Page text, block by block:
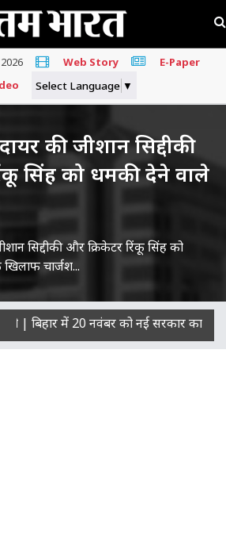
Web Story
E-Paper
Select Language ▼
की जीशान सिद्दीकी
सिंह को धमकी देने वाले
सिद्दीकी और क्रिकेटर रिंकू सिंह को
चार्जश...
में 20 नवंबर को नई सरकार का शपथ ग्रहण,